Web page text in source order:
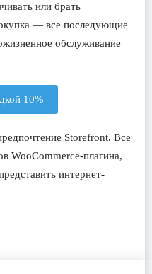
или брать
— все последующие
обслуживание
10%
Storefront. Все
WooCommerce-плагина,
интернет-